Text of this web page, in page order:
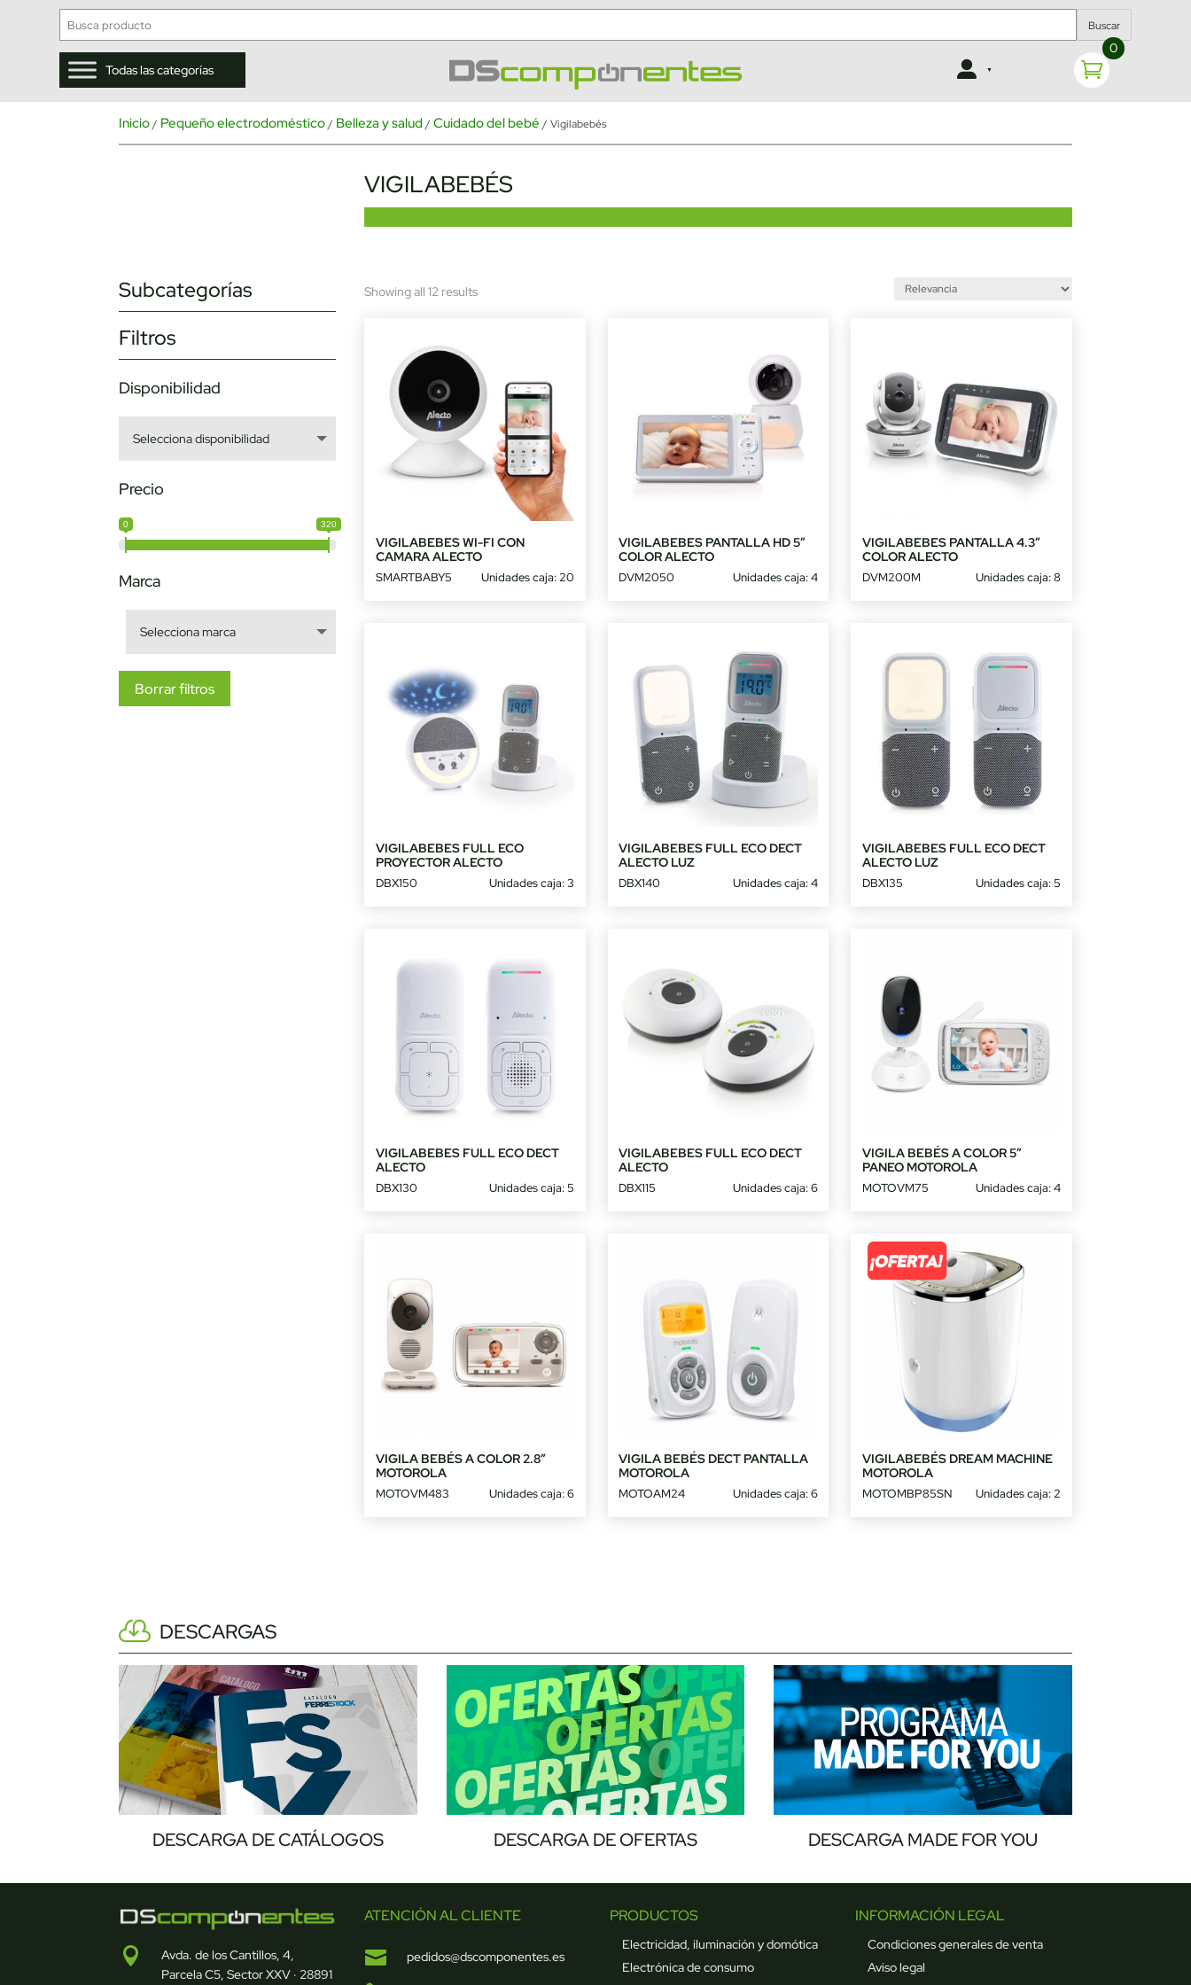
Buscar
Todas las categorías
0
Inicio/ Pequeño electrodoméstico/ Belleza y salud /Cuidado del bebé / Vigilabebés
VIGILABEBÉS
Subcategorías
Filtros
Disponibilidad
Precio
0 320
Marca
Borrar filtros
Showing all 12 resultsSorted
VIGILABEBES WI-FI CON
CAMARA ALECTO
SMARTBABY5 Unidades caja: 20
VIGILABEBES PANTALLA HD 5″
COLOR ALECTO
DVM2050 Unidades caja: 4
VIGILABEBES PANTALLA 4.3″
COLOR ALECTO
DVM200M Unidades caja: 8
VIGILABEBES FULL ECO
PROYECTOR ALECTO
DBX150 Unidades caja: 3
VIGILABEBES FULL ECO DECT
ALECTO LUZ
DBX140 Unidades caja: 4
VIGILABEBES FULL ECO DECT
ALECTO LUZ
DBX135 Unidades caja: 5
VIGILABEBES FULL ECO DECT
ALECTO
DBX130 Unidades caja: 5
VIGILABEBES FULL ECO DECT
ALECTO
DBX115 Unidades caja: 6
VIGILA BEBÉS A COLOR 5″
PANEO MOTOROLA
MOTOVM75 Unidades caja: 4
VIGILA BEBÉS A COLOR 2.8″
MOTOROLA
MOTOVM483 Unidades caja: 6
VIGILA BEBÉS DECT PANTALLA
MOTOROLA
MOTOAM24 Unidades caja: 6
VIGILABEBÉS DREAM MACHINE
MOTOROLA
MOTOMBP85SN Unidades caja: 2
DESCARGAS
DESCARGA DE CATÁLOGOS DESCARGA DE OFERTAS DESCARGA MADE FOR YOU

Avda. de los Cantillos, 4,
Parcela C5, Sector XXV · 28891
ATENCIÓN AL CLIENTE
 pedidos@dscomponentes.es
PRODUCTOS
Electricidad, iluminación y domótica
Electrónica de consumo
INFORMACIÓN LEGAL
Condiciones generales de venta
Aviso legal